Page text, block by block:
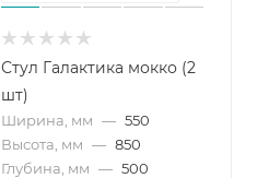
Стул Галактика мокко (2
шт)
Ширина, мм — 550
Высота, мм — 850
Глубина, мм — 500